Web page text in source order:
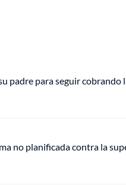
padre para seguir cobrando
no planificada contra la